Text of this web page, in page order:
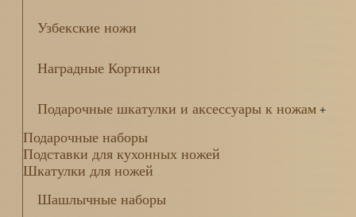
Узбекские ножи
Наградные Кортики
Подарочные шкатулки и аксессуары к ножам +
Подарочные наборы
Подставки для кухонных ножей
Шкатулки для ножей
Шашлычные наборы